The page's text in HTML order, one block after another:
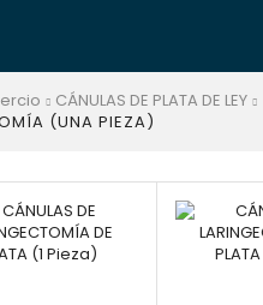
CÁNULAS DE PLATA DE LEY
(UNA PIEZA)